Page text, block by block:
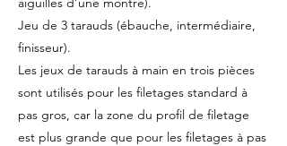
Jeu de 3 tarauds (ébauche, intermédiaire,
finisseur).
Les jeux de tarauds à main en trois pièces
sont utilisés pour les filetages standard à
pas gros, car la zone du profil de filetage
est plus grande que pour les filetages à pas